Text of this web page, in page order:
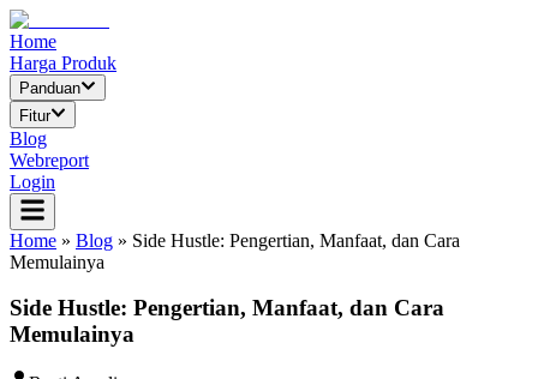
Home
Harga Produk
Panduan
Fitur
Blog
Webreport
Login
Home » Blog » Side Hustle: Pengertian, Manfaat, dan Cara
Memulainya
Side Hustle: Pengertian, Manfaat, dan Cara
Memulainya